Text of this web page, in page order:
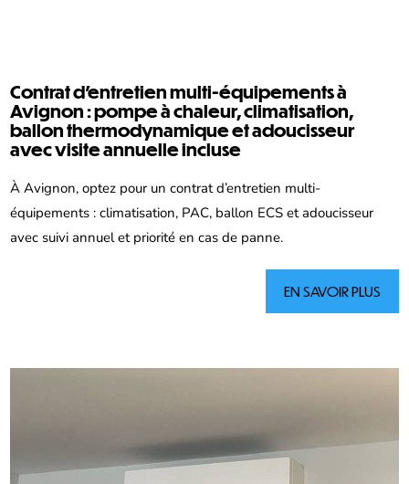
Contrat d’entretien multi-équipements à
Avignon : pompe à chaleur, climatisation,
ballon thermodynamique et adoucisseur
avec visite annuelle incluse
À Avignon, optez pour un contrat d’entretien multi-
équipements : climatisation, PAC, ballon ECS et adoucisseur
avec suivi annuel et priorité en cas de panne.
EN SAVOIR PLUS